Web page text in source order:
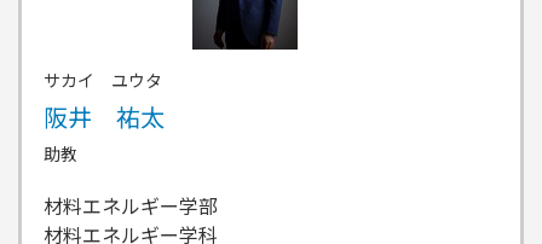
サカイ ユウタ
阪井 祐太
助教
材料エネルギー学部
材料エネルギー学科